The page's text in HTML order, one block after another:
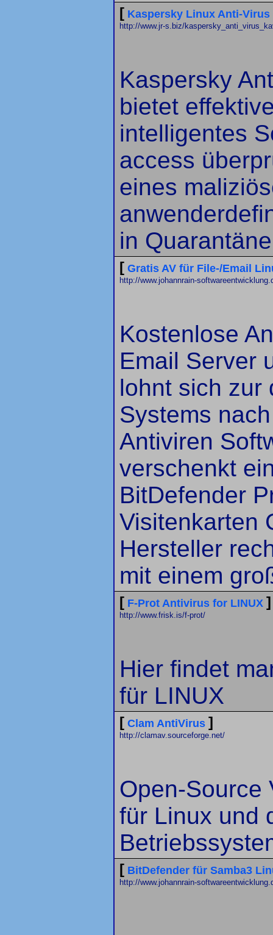
[ Kaspersky Linux Anti-Virus
http://www.jr-s.biz/
Kaspersky
bietet
intelligentes
access
eines
in
[ Gratis AV für File-/Email
http://www.johannrain-
Kostenlose
Email Server
lohnt sich zur
Systems
Antiviren
verschenkt
BitDefender
Visitenkarten
Hersteller
mit einem
[ F-Prot Antivirus for LINUX ]
http://www.frisk.is/f-prot/
Hier findet
für LINUX
[ Clam AntiVirus ]
http://clamav.sourceforge.net/
Open-Source
für Linux und
[ BitDefender für Samba3
http://www.johannrain-